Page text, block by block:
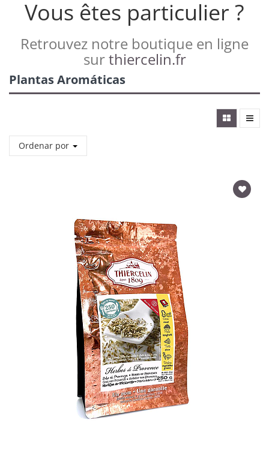
Vous êtes particulier ?
Retrouvez notre boutique en ligne
surthiercelin.fr
Plantas Aromáticas
Ordenar por